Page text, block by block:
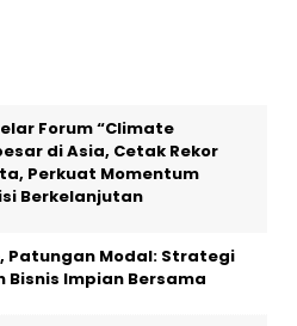
Forum “Climate
di Asia, Cetak Rekor
Perkuat Momentum
Berkelanjutan
Patungan Modal: Strategi
Bisnis Impian Bersama